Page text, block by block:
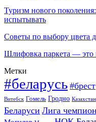
Туризм нового
испытывать
Советы по выбору цвета
Шлифовка паркета — это
Метки
#беларусь #брест
Витебск Гомель Гродно Казахстан
Беларуси Лига